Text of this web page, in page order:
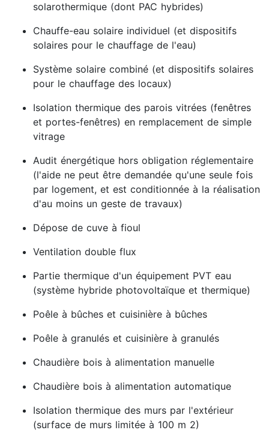
solarothermique (dont PAC hybrides)
Chauffe-eau solaire individuel (et dispositifs
solaires pour le chauffage de l'eau)
Système solaire combiné (et dispositifs solaires
pour le chauffage des locaux)
Isolation thermique des parois vitrées (fenêtres
et portes-fenêtres) en remplacement de simple
vitrage
Audit énergétique hors obligation réglementaire
(l'aide ne peut être demandée qu'une seule fois
par logement, et est conditionnée à la réalisation
d'au moins un geste de travaux)
Dépose de cuve à fioul
Ventilation double flux
Partie thermique d'un équipement PVT eau
(système hybride photovoltaïque et thermique)
Poêle à bûches et cuisinière à bûches
Poêle à granulés et cuisinière à granulés
Chaudière bois à alimentation manuelle
Chaudière bois à alimentation automatique
Isolation thermique des murs par l'extérieur
(surface de murs limitée à 100 m 2)